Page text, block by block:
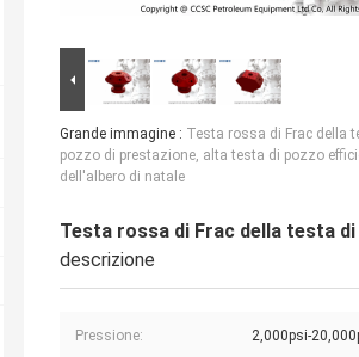
Grande immagine : Testa rossa di Frac della
pozzo di prestazione, alta testa di pozzo
dell'albero di natale
Testa rossa di Frac della testa
descrizione
Pressione: 2,000psi-